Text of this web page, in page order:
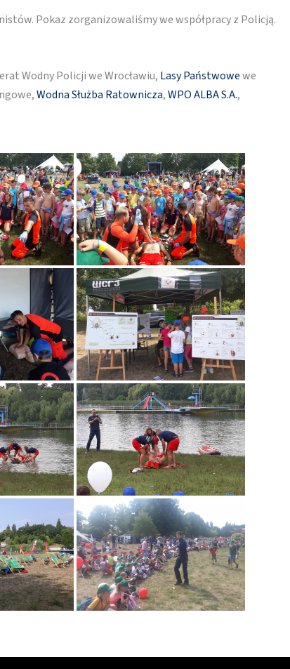
Pokaz zorganizowaliśmy we współpracy z Policją.
Wodny Policji we Wrocławiu, Lasy Państwowewe
Wodna Służba Ratownicza,WPO ALBA S.A.,